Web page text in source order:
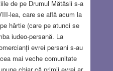
de pe Drumul Mătăsii s-a
lea, care se află acum la
hârtie (care pe atunci se
iudeo-persană. La
evrei persani s-au
mai veche comunitate